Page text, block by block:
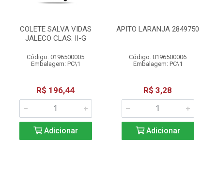
COLETE SALVA VIDAS
JALECO CLAS. II-G
Código: 0196500005
Embalagem: PC\1
R$ 196,44
Adicionar
APITO LARANJA 2849750
Código: 0196500006
Embalagem: PC\1
R$ 3,28
Adicionar